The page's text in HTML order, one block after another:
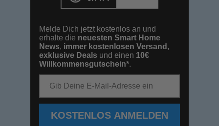
Melde Dich jetzt kostenlos an und
erhalte die neuesten Smart Home
News, immer kostenlosen Versand ,
exklusive Deals und einen 10€
Willkommensgutschein*.
KOSTENLOS ANMELDEN